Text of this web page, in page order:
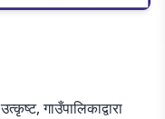
गाउँपालिकाद्वारा